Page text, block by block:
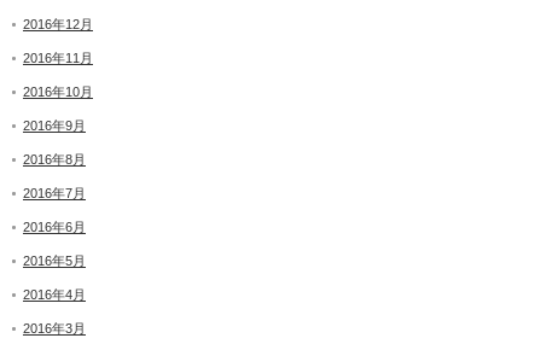
2016年12月
2016年11月
2016年10月
2016年9月
2016年8月
2016年7月
2016年6月
2016年5月
2016年4月
2016年3月